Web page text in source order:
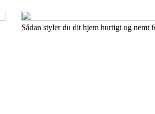
Sådan styler du dit hjem hurtigt og nemt